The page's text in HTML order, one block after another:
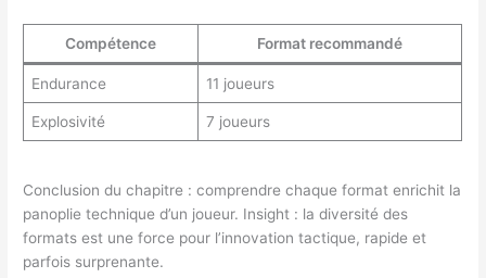
Compétence Format recommandé
Endurance 11 joueurs
Explosivité 7 joueurs
Conclusion du chapitre : comprendre chaque format enrichit la
panoplie technique d’un joueur. Insight : la diversité des
formats est une force pour l’innovation tactique, rapide et
parfois surprenante.